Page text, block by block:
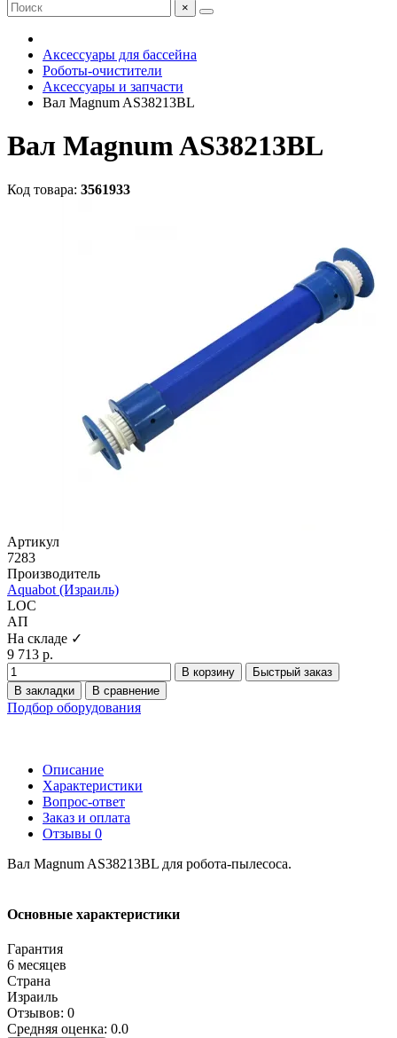
×
Аксессуары для бассейна
Роботы-очистители
Аксессуары и запчасти
Вал Magnum AS38213BL
Вал Magnum AS38213BL
Код товара: 3561933
Артикул
7283
Производитель
Aquabot (Израиль)
LOC
АП
На складе ✓
9 713 р.
В корзину
Быстрый заказ
В закладки
В сравнение
Подбор оборудования
Описание
Характеристики
Вопрос-ответ
Заказ и оплата
Отзывы 0
Вал Magnum AS38213BL для робота-пылесоса.
Основные характеристики
Гарантия
6 месяцев
Страна
Израиль
Отзывов: 0
Средняя оценка: 0.0